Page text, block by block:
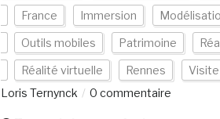
France Immersion
Outils mobiles Patrimoine
Réalité virtuelle Rennes
Loris Ternynck
0 commentaire